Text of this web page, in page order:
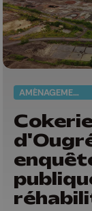
AMÉNAGEMENT DU TERRITOIRE